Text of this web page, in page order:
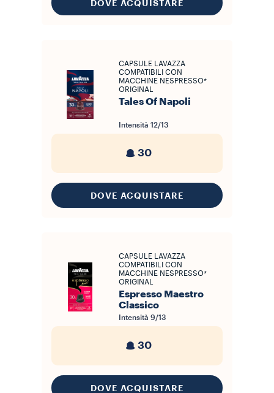
DOVE ACQUISTARE
CAPSULE LAVAZZA
COMPATIBILI CON
MACCHINE NESPRESSO*
ORIGINAL
Tales Of Napoli
Intensità 12/13
30
DOVE ACQUISTARE
CAPSULE LAVAZZA
COMPATIBILI CON
MACCHINE NESPRESSO*
ORIGINAL
Espresso Maestro
Classico
Intensità 9/13
30
DOVE ACQUISTARE